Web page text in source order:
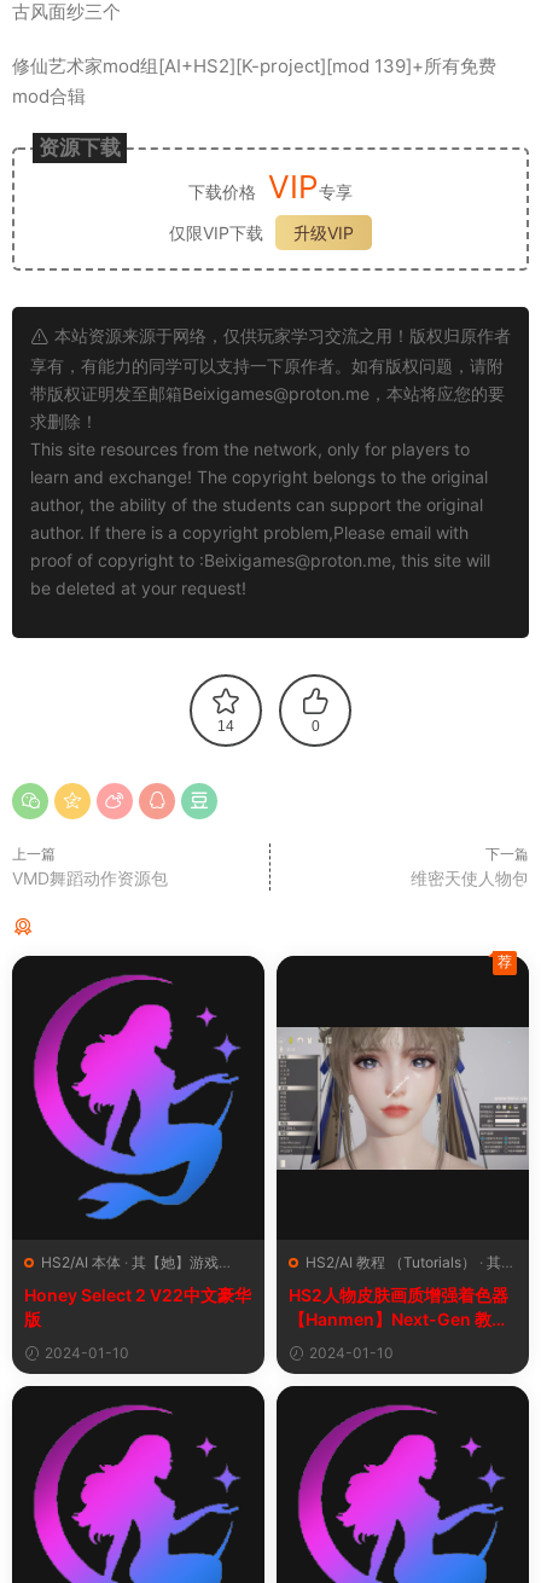
古风面纱三个
修仙艺术家mod组[AI+HS2][K-project][mod 139]+所有免费
mod合辑
资源下载
下载价格 VIP专享
仅限VIP下载
升级VIP
本站资源来源于网络，仅供玩家学习交流之用！版权归原作者
享有，有能力的同学可以支持一下原作者。如有版权问题，请附
带版权证明发至邮箱Beixigames@proton.me ，本站将应您的要
求删除！
This site resources from the network, only for players to
learn and exchange! The copyright belongs to the original
author, the ability of the students can support the original
author. If there is a copyright problem,Please email with
proof of copyright to :Beixigames@proton.me, this site will
be deleted at your request!
14 0
上一篇
VMD舞蹈动作资源包
下一篇
维密天使人物包
HS2/AI 本体 · 其【她】游戏
（Other Games） · 资源中心
（Resource Center）
Honey Select 2 V22中文豪华
版
2024-01-10
HS2/AI 教程 （Tutorials） · 其
【她】游戏（Other Games）·
插件（Plugins）
HS2人物皮肤画质增强着色器
【Hanmen】Next-Gen 教程
及下载【最新版】
2024-01-10
荐